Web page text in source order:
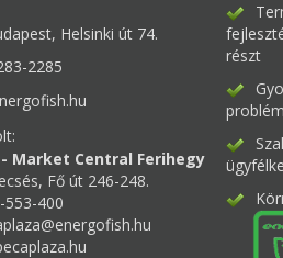
Helsinki út 74.
2285
- Market Central Ferihegy
Fő út 246-248.
553-400
részt